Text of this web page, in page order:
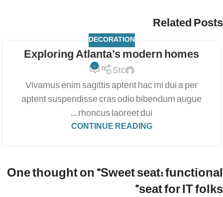
Related Posts
DECORATION
Exploring Atlanta’s modern homes
Stc
0
Vivamus enim sagittis aptent hac mi dui a per
aptent suspendisse cras odio bibendum augue
rhoncus laoreet dui ...
CONTINUE READING
One thought on “Sweet seat: functional
seat for IT folks
”